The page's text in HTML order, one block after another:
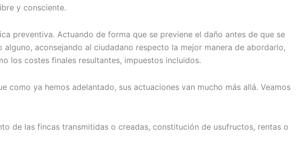
y consciente.
preventiva. Actuando de forma que se previene el daño antes de que se
aconsejando al ciudadano respecto la mejor manera de abordarlo,
los costes finales resultantes, impuestos incluidos.
ya hemos adelantado, sus actuaciones van mucho más allá. Veamos
de las fincas transmitidas o creadas, constitución de usufructos, rentas o